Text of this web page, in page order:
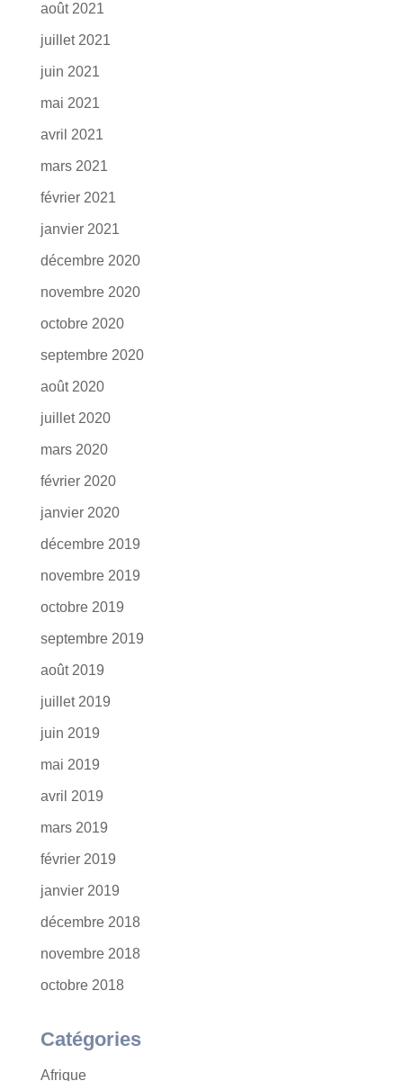
août 2021
juillet 2021
juin 2021
mai 2021
avril 2021
mars 2021
février 2021
janvier 2021
décembre 2020
novembre 2020
octobre 2020
septembre 2020
août 2020
juillet 2020
mars 2020
février 2020
janvier 2020
décembre 2019
novembre 2019
octobre 2019
septembre 2019
août 2019
juillet 2019
juin 2019
mai 2019
avril 2019
mars 2019
février 2019
janvier 2019
décembre 2018
novembre 2018
octobre 2018
Catégories
Afrique